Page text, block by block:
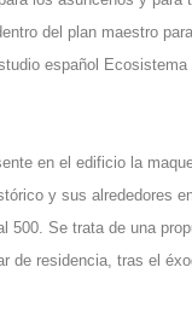
del plan maestro para
español Ecosistema
en el edificio la
y sus alrededores
500. Se trata de una
de residencia, tras el